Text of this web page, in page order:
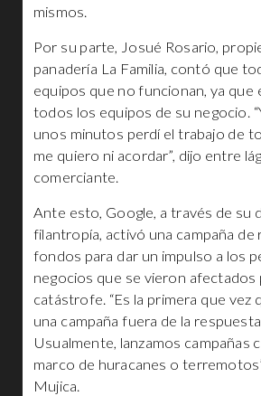
mismos.
Por su parte, Josué Rosario,
panadería La Familia, contó que
equipos que no funcionan, ya que
todos los equipos de su negocio.
unos minutos perdí el trabajo de
me quiero ni acordar”, dijo entre
comerciante.
Ante esto, Google, a través de su
filantropía, activó una campaña de
fondos para dar un impulso a los
negocios que se vieron afectados
catástrofe. “Es la primera que vez
una campaña fuera de la
Usualmente, lanzamos campañas
marco de huracanes o
Mujica.